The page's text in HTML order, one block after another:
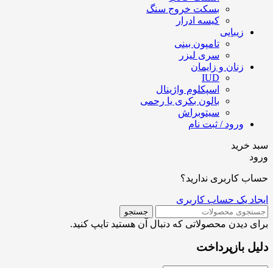
بسکت خروج سنگ
کیسه ادرار
زیبایی
تامپون بینی
سری لیزر
زنان و زایمان
IUD
اسپکلوم واژینال
بالون بکری یا رحمی
سیتوبراش
ورود / ثبت نام
سبد خرید
ورود
حساب کاربری ندارید؟
ایجاد یک حساب کاربری
جستجو
برای دیدن محصولاتی که دنبال آن هستید تایپ کنید.
دلیل بازپرداخت